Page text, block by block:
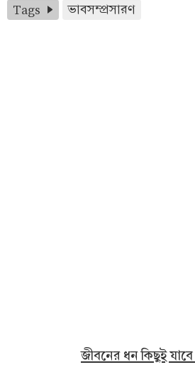
Tags ভাবসম্প্রসারণ
জীবনের ধন কিছুই